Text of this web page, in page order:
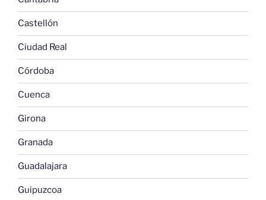
Castellón
Ciudad Real
Córdoba
Cuenca
Girona
Granada
Guadalajara
Guipuzcoa